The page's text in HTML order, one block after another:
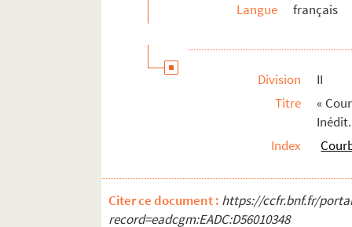
Ms 1911 (1777). François de Meyronnes.
Ms 1912 (1778). Commentaires d'Isidore de
Ms 1913 (1779). [Titre absent ou non
Ms 1914 (1780). Vie et miracles de Sainte
Ms 1915 (1781). Indices quatuor SS.
Ms 1916 (1782). Oraison funèbre de Pie V
Ms 1918 (1784). « Livre second de la
Ms 1919 (1785). « Index librorum ad
Langue
français
Division
II
Titre
«
Index
Citer ce document : https://ccfr.bnf.fr/
record=eadcgm:EADC:D56010348